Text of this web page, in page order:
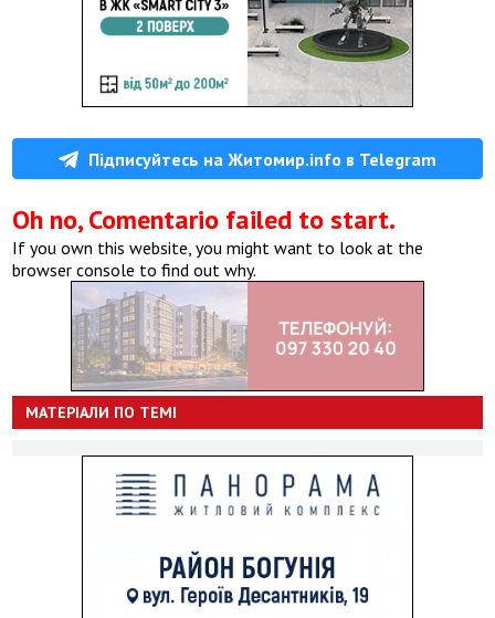
Підписуйтесь на Житомир.info в Telegram
Oh no, Comentario failed to start.
If you own this website, you might want to look at the
browser console to find out why.
МАТЕРІАЛИ ПО ТЕМІ